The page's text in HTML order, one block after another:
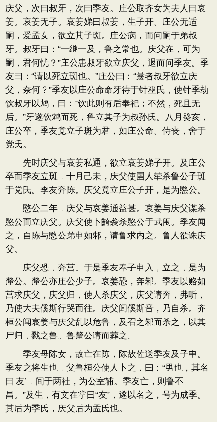
庆父，次曰叔牙，次曰季友。庄公取齐女为夫人曰哀
姜。哀姜无子。哀姜娣曰叔姜，生子开。庄公无适
嗣，爱孟女，欲立其子斑。庄公病，而问嗣于弟叔
牙。叔牙曰：“一继一及，鲁之常也。庆父在，可为
嗣，君何忧？”庄公患叔牙欲立庆父，退而问季友。季
友曰：“请以死立斑也。”庄公曰：“曩者叔牙欲立庆
父，奈何？”季友以庄公命命牙待于针巫氏，使针季劫
饮叔牙以鸩，曰：“饮此则有后奉祀；不然，死且无
后。”牙遂饮鸩而死，鲁立其子为叔孙氏。八月癸亥，
庄公卒，季友竟立子斑为君，如庄公命。侍丧，舍于
党氏。
先时庆父与哀姜私通，欲立哀姜娣子开。及庄公
卒而季友立斑，十月己未，庆父使圉人荦杀鲁公子斑
于党氏。季友奔陈。庆父竟立庄公子开，是为愍公。
愍公二年，庆父与哀姜通益甚。哀姜与庆父谋杀
愍公而立庆父。庆父使卜齮袭杀愍公于武闱。季友闻
之，自陈与愍公弟申如邾，请鲁求内之。鲁人欲诛庆
父。
庆父恐，奔莒。于是季友奉子申入，立之，是为
釐公。釐公亦庄公少子。哀姜恐，奔邾。季友以赂如
莒求庆父，庆父归，使人杀庆父，庆父请奔，弗听，
乃使大夫傒斯行哭而往。庆父闻傒斯音，乃自杀。齐
桓公闻哀姜与庆父乱以危鲁，及召之邾而杀之，以其
尸归，戮之鲁。鲁釐公请而葬之。
季友母陈女，故亡在陈，陈故佐送季友及子申。
季友之将生也，父鲁桓公使人卜之，曰：“男也，其名
曰‘友’，间于两社，为公室辅。季友亡，则鲁不
昌。”及生，有文在掌曰“友”，遂以名之，号为成季。
其后为季氏，庆父后为孟氏也。